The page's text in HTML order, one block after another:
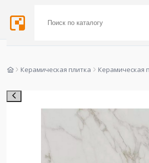
Керамическая плитка Керамическая